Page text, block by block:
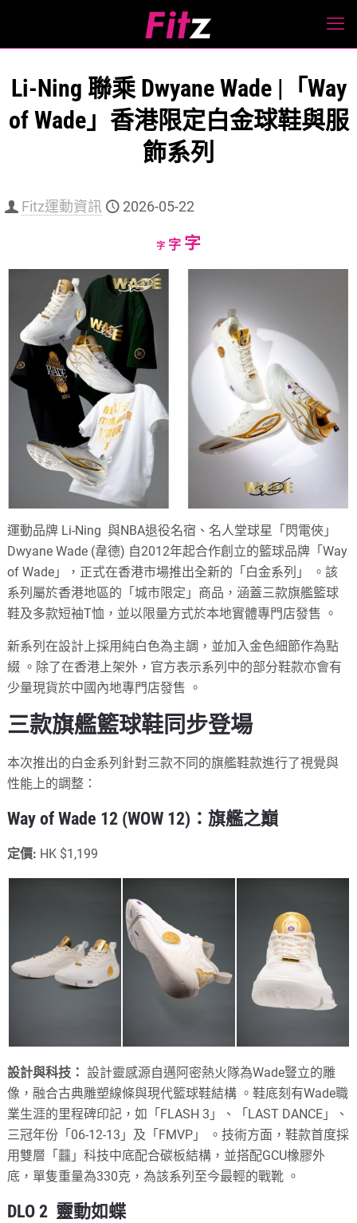
Li-Ning 聯乘 Dwyane Wade |「Way
of Wade」香港限定白金球鞋與服
飾系列
Fitz運動資訊 2026-05-22
字Decrease
字Reset
字Increase
運動品牌 Li-Ning 與NBA退役名宿、名人堂球星「閃電俠」
Dwyane Wade (韋德) 自2012年起合作創立的籃球品牌「Way
of Wade」，正式在香港市場推出全新的「白金系列」
。該
系列屬於香港地區的「城市限定」商品，涵蓋三款旗艦籃球
鞋及多款短袖T恤，並以限量方式於本地實體專門店發售 。
新系列在設計上採用純白色為主調，並加入金色細節作為點
綴 。除了在香港上架外，官方表示系列中的部分鞋款亦會有
少量現貨於中國內地專門店發售 。
三款旗艦籃球鞋同步登場
本次推出的白金系列針對三款不同的旗艦鞋款進行了視覺與
性能上的調整：
Way of Wade 12 (WOW 12)：旗艦之巔
定價: HK $1,199
設計與科技： 設計靈感源自邁阿密熱火隊為Wade豎立的雕
像，融合古典雕塑線條與現代籃球鞋結構 。鞋底刻有Wade職
業生涯的里程碑印記，如「FLASH 3」、「LAST DANCE」、
三冠年份「06-12-13」及「FMVP」
。技術方面，鞋款首度採
用雙層「䨻」科技中底配合碳板結構 ，並搭配GCU橡膠外
底，單隻重量為330克，為該系列至今最輕的戰靴 。
DLO 2 靈動如蝶